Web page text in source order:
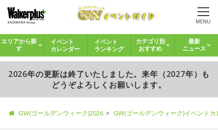
MENU
エリアから探
す
イベント
カレンダー
イベント
ランキング
カテゴリ別
おすすめ
最新
ニュース
2026年の更新は終了いたしました。来年（2027年）も
どうぞよろしくお願いします。
GW(ゴールデンウィーク)2026 GW(ゴールデンウィーク)イベント